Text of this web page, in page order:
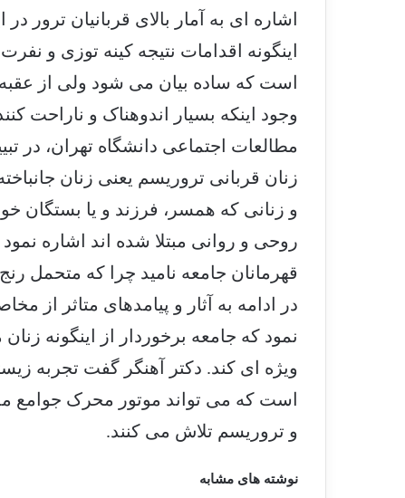
اشاره ای به آمار بالای قربانیان ترور
اینگونه اقدامات نتیجه کینه توزی و
است که ساده بیان می شود ولی از
وجود اینکه بسیار اندوهناک و ناراحت
مطالعات اجتماعی دانشگاه تهران، در
زنان قربانی تروریسم یعنی زنان
و زنانی که همسر، فرزند و یا بستگان
روحی و روانی مبتلا شده اند اشاره
قهرمانان جامعه نامید چرا که متحمل
در ادامه به آثار و پیامدهای متاثر از
نمود که جامعه برخوردار از اینگونه
ویژه ای کند. دکتر آهنگر گفت تجربه
است که می تواند موتور محرک جوامع
و تروریسم تلاش می کنند.
نوشته های مشابه